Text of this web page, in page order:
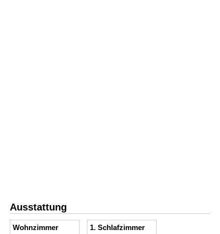
Ausstattung
Wohnzimmer
1. Schlafzimmer